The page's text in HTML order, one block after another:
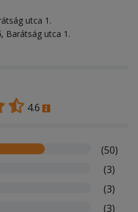
utca 1.
Barátság utca 1.
4.6
(50)
(3)
(3)
(3)